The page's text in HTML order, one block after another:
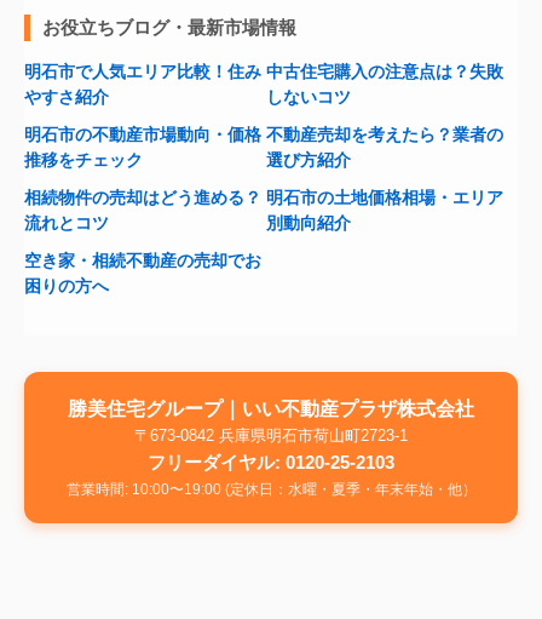
お役立ちブログ・最新市場情報
明石市で人気エリア比較！住み
やすさ紹介
中古住宅購入の注意点は？失敗
しないコツ
明石市の不動産市場動向・価格
推移をチェック
不動産売却を考えたら？業者の
選び方紹介
相続物件の売却はどう進める？
流れとコツ
明石市の土地価格相場・エリア
別動向紹介
空き家・相続不動産の売却でお
困りの方へ
勝美住宅グループ｜いい不動産プラザ株式会社
〒673-0842 兵庫県明石市荷山町2723-1
フリーダイヤル: 0120-25-2103
営業時間: 10:00〜19:00 (定休日：水曜・夏季・年末年始・他）